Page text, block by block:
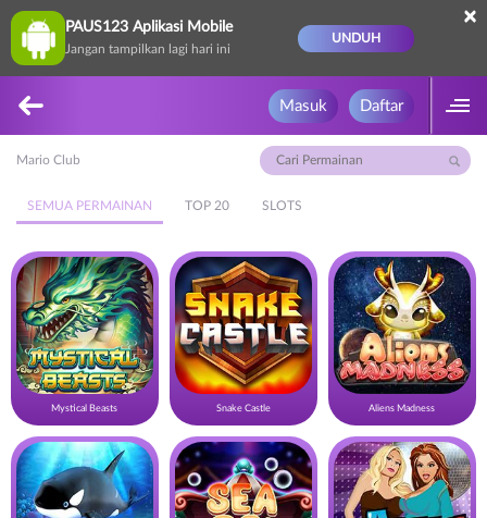
PAUS123 Aplikasi Mobile
Jangan tampilkan lagi hari ini
UNDUH
×
Masuk Daftar
Mario Club
SEMUA PERMAINAN TOP 20 SLOTS
Aliens Madness
Mystical Beasts Snake Castle